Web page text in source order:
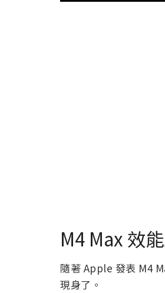
M4 Max 效
隨著 Apple 發表 M4
現身了。